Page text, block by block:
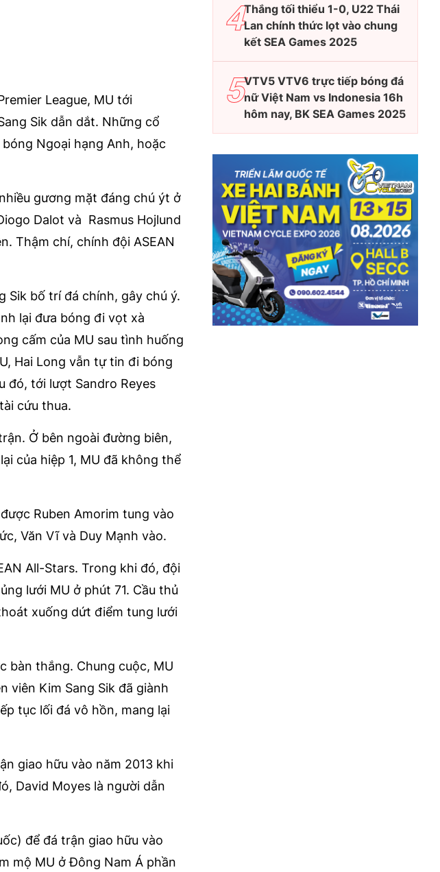
League, MU tới
Sik dẫn dắt. Những cổ
Ngoại hạng Anh, hoặc
gương mặt đáng chú ýt ở
Dalot và Rasmus Hojlund
Thậm chí, chính đội ASEAN
Sik bố trí đá chính, gây chú ý.
lại đưa bóng đi vọt xà
cấm của MU sau tình huống
Hai Long vẫn tự tin đi bóng
đó, tới lượt Sandro Reyes
cứu thua.
Ở bên ngoài đường biên,
của hiệp 1, MU đã không thể
Ruben Amorim tung vào
Văn Vĩ và Duy Mạnh vào.
All-Stars. Trong khi đó, đội
lưới MU ở phút 71. Cầu thủ
xuống dứt điểm tung lưới
bàn thắng. Chung cuộc, MU
viên Kim Sang Sik đã giành
tục lối đá vô hồn, mang lại
giao hữu vào năm 2013 khi
David Moyes là người dẫn
để đá trận giao hữu vào
mộ MU ở Đông Nam Á phần
Thắng tối thiểu 1-0, U22 Thái
Lan chính thức lọt vào chung
kết SEA Games 2025
VTV5 VTV6 trực tiếp bóng đá
nữ Việt Nam vs Indonesia 16h
hôm nay, BK SEA Games 2025